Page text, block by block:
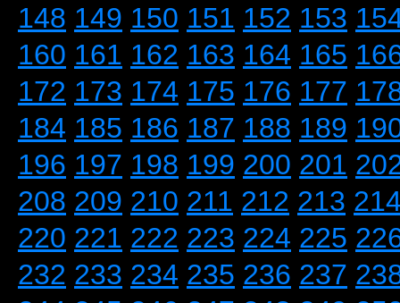
148 149 150 151 152 153
160 161 162 163 164 165
172 173 174 175 176 177
184 185 186 187 188 189
196 197 198 199 200 201
208 209 210 211 212 213
220 221 222 223 224 225
232 233 234 235 236 237